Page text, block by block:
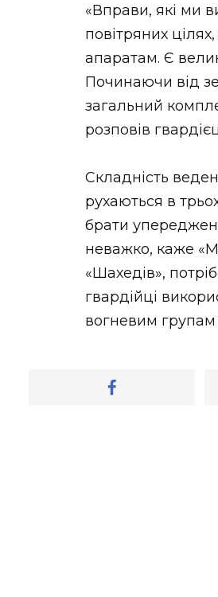
«Вправи, які ми
повітряних
апаратам. Є
Починаючи від
загальний
розповів
Складність
рухаються в
брати
неважко, каже
«Шахедів»,
гвардійці
вогневим